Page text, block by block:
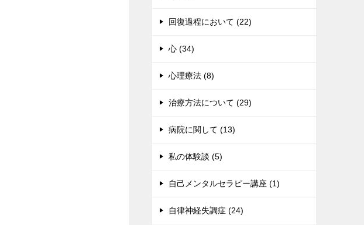
回復過程において (22)
心 (34)
心理療法 (8)
治療方法について (29)
病院に関して (13)
私の体験談 (5)
自己メンタルセラピー講座 (1)
自律神経失調症 (24)